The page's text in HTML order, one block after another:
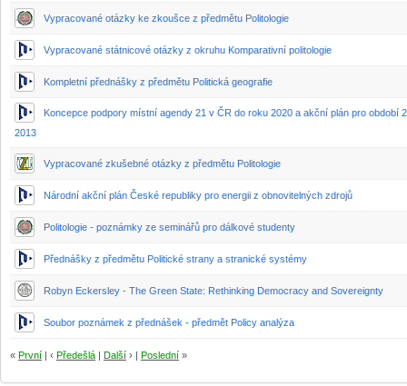
Vypracované otázky ke zkoušce z předmětu Politologie
Vypracované státnicové otázky z okruhu Komparativní politologie
Kompletní přednášky z předmětu Politická geografie
Koncepce podpory místní agendy 21 v ČR do roku 2020 a akční plán pro období
2013
Vypracované zkušebné otázky z předmětu Politologie
Národní akční plán České republiky pro energii z obnovitelných zdrojů
Politologie - poznámky ze seminářů pro dálkové studenty
Přednášky z předmětu Politické strany a stranické systémy
Robyn Eckersley - The Green State: Rethinking Democracy and Sovereignty
Soubor poznámek z přednášek - předmět Policy analýza
« První | ‹ Předešlá Další › | Poslední »